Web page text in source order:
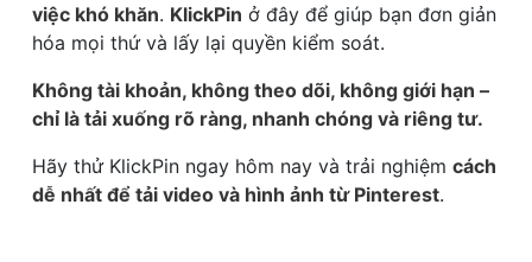
việc khó khăn. KlickPin ở đây để giúp bạn đơn giản
hóa mọi thứ và lấy lại quyền kiểm soát.
Không tài khoản, không theo dõi, không giới hạn –
chỉ là tải xuống rõ ràng, nhanh chóng và riêng tư.
Hãy thử KlickPin ngay hôm nay và trải nghiệm cách
dễ nhất để tải video và hình ảnh từ Pinterest.